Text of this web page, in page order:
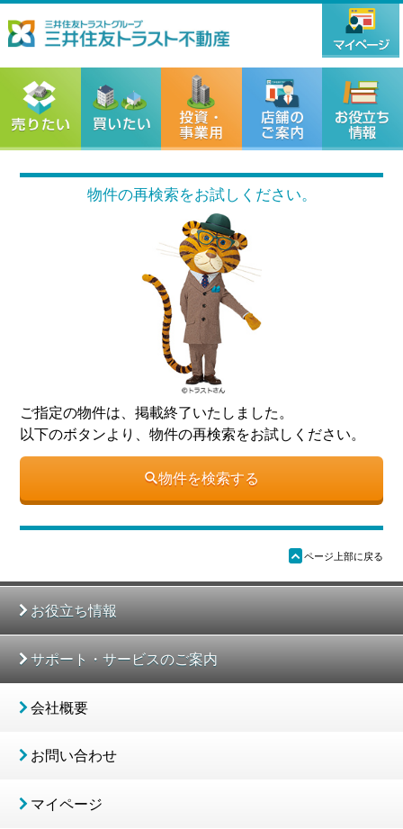
物件の再検索をお試しください。
ご指定の物件は、掲載終了いたしました。
以下のボタンより、物件の再検索をお試しください。
物件を検索する
ü ページ上部に戻る
お役立ち情報
サポート・サービスのご案内
会社概要
お問い合わせ
マイページ